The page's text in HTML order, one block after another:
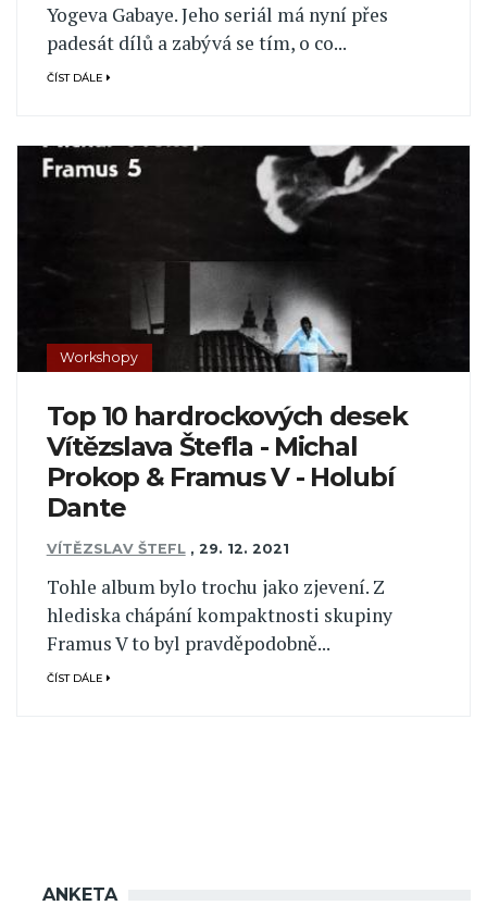
Yogeva Gabaye. Jeho seriál má nyní přes
padesát dílů a zabývá se tím, o co...
ČÍST DÁLE
Workshopy
Top 10 hardrockových desek
Vítězslava Štefla - Michal
Prokop & Framus V - Holubí
Dante
VÍTĚZSLAV ŠTEFL , 29. 12. 2021
Tohle album bylo trochu jako zjevení. Z
hlediska chápání kompaktnosti skupiny
Framus V to byl pravděpodobně...
ČÍST DÁLE
ANKETA